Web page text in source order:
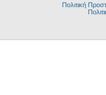
Πολιτική